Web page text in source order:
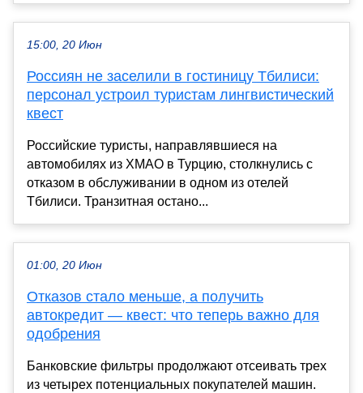
15:00, 20 Июн
Россиян не заселили в гостиницу Тбилиси:
персонал устроил туристам лингвистический
квест
Российские туристы, направлявшиеся на
автомобилях из ХМАО в Турцию, столкнулись с
отказом в обслуживании в одном из отелей
Тбилиси. Транзитная остано...
01:00, 20 Июн
Отказов стало меньше, а получить
автокредит — квест: что теперь важно для
одобрения
Банковские фильтры продолжают отсеивать трех
из четырех потенциальных покупателей машин.